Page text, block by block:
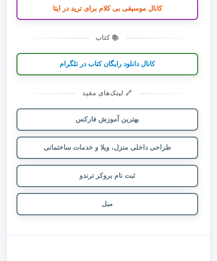
کانال موسیقی بی کلام برای ترید در ایتا
📚 کتاب
کانال دانلود رایگان کتاب در تلگرام
🔗 لینک‌های مفید
بهترین آموزش فارکس
طراحی داخلی منزل، ویلا و خدمات ساختمانی
ثبت نام بروکر ترندو
مبل